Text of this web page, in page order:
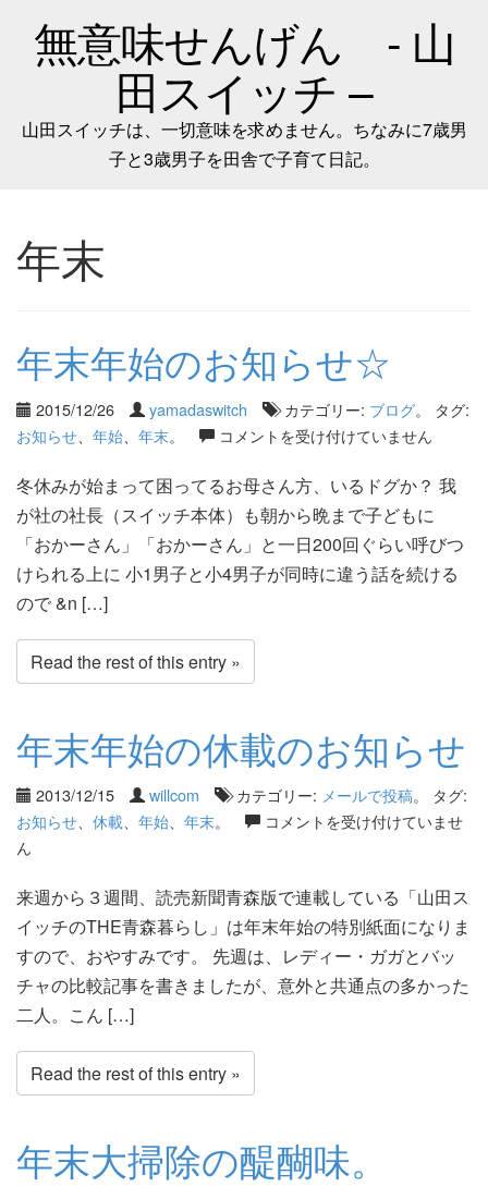
無意味せんげん - 山
田スイッチ –
山田スイッチは、一切意味を求めません。ちなみに7歳男
子と3歳男子を田舎で子育て日記。
年末
年末年始のお知らせ☆
2015/12/26 yamadaswitch カテゴリー: ブログ。 タグ:
お知らせ
年始 年末。 コメントを受け付けていません
冬休みが始まって困ってるお母さん方、いるドグか？ 我
が社の社長（スイッチ本体）も朝から晩まで子どもに
「おかーさん」「おかーさん」と一日200回ぐらい呼びつ
けられる上に 小1男子と小4男子が同時に違う話を続ける
ので &n […]
Read the rest of this entry »
年末年始の休載のお知らせ
2013/12/15 willcom カテゴリー: メールで投稿。 タグ:
お知らせ
休載 年始 年末。
コメントを受け付けていませ
ん
来週から３週間、読売新聞青森版で連載している「山田ス
イッチのTHE青森暮らし」は年末年始の特別紙面になりま
すので、おやすみです。 先週は、レディー・ガガとバッ
チャの比較記事を書きましたが、意外と共通点の多かった
二人。こん […]
Read the rest of this entry »
年末大掃除の醍醐味。